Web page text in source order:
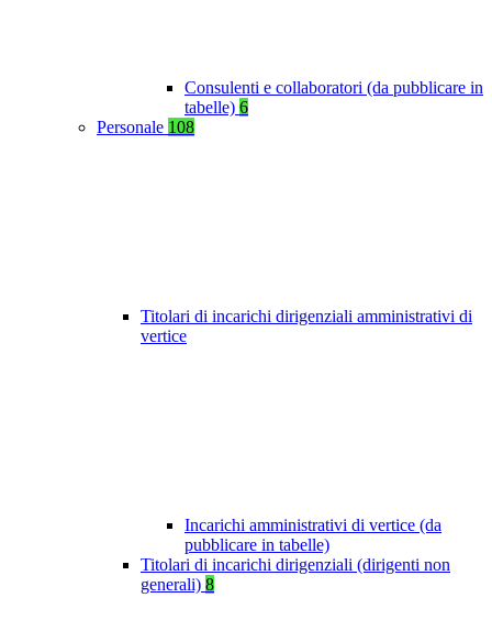
Consulenti e collaboratori (da pubblicare in
tabelle) 6
Personale 108
Titolari di incarichi dirigenziali amministrativi di
vertice
Incarichi amministrativi di vertice (da
pubblicare in tabelle)
Titolari di incarichi dirigenziali (dirigenti non
generali) 8